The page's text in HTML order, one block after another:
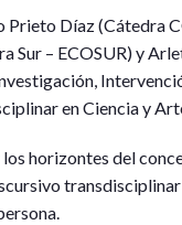
Prieto Díaz (Cátedra
Sur – ECOSUR) y
en Ciencia y
horizontes del